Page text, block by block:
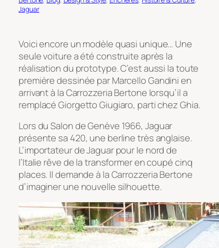
Jaguar
Voici encore un modèle quasi unique… Une
seule voiture a été construite après la
réalisation du prototype. C’est aussi la toute
première dessinée par Marcello Gandini en
arrivant à la Carrozzeria Bertone lorsqu’il a
remplacé Giorgetto Giugiaro, parti chez Ghia.
Lors du Salon de Genève 1966, Jaguar
présente sa 420, une berline très anglaise.
L’importateur de Jaguar pour le nord de
l’Italie rêve de la transformer en coupé cinq
places. Il demande à la Carrozzeria Bertone
d’imaginer une nouvelle silhouette.